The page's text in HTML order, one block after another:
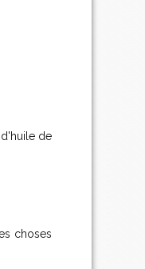
de
choses